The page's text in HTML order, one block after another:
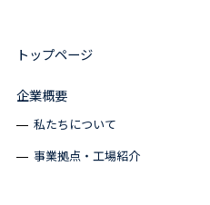
トップページ
企業概要
私たちについて
事業拠点・工場紹介